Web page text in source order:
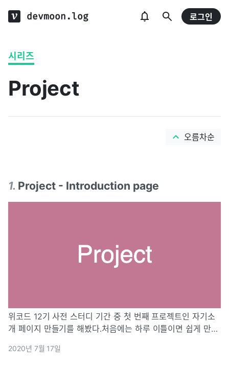
devmoon.log 로그인
시리즈
Project
오름차순
1. Project - Introduction page
위코드 12기 사전 스터디 기간 중 첫 번째 프로젝트인 자기소
개 페이지 만들기를 해봤다.처음에는 하루 이틀이면 쉽게 만들
중점적으로 이용하여 제작했고 javascript는 game menu 한
2020년 7월 17일